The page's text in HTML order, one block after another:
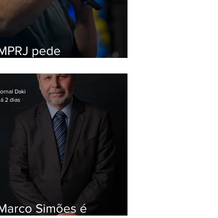
pede
Simões é
Daki
2 dias